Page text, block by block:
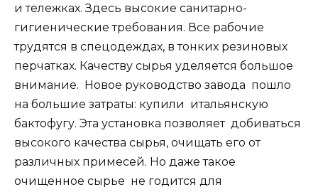
и тележках. Здесь высокие санитарно-
гигиенические требования. Все рабочие
трудятся в спецодеждах, в тонких резиновых
перчатках. Качеству сырья уделяется большое
внимание. Новое руководство завода пошло
на большие затраты: купили итальянскую
бактофугу. Эта установка позволяет добиваться
высокого качества сырья, очищать его от
различных примесей. Но даже такое
очищенное сырье не годится для